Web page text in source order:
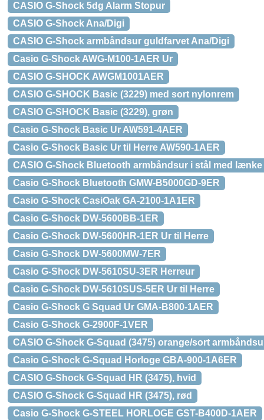
CASIO G-Shock 5dg Alarm Stopur
CASIO G-Shock Ana/Digi
CASIO G-Shock armbåndsur guldfarvet Ana/Digi
Casio G-Shock AWG-M100-1AER Ur
CASIO G-SHOCK AWGM1001AER
CASIO G-SHOCK Basic (3229) med sort nylonrem
CASIO G-SHOCK Basic (3229), grøn
Casio G-Shock Basic Ur AW591-4AER
Casio G-Shock Basic Ur til Herre AW590-1AER
CASIO G-Shock Bluetooth armbåndsur i stål med lænke
Casio G-Shock Bluetooth GMW-B5000GD-9ER
Casio G-Shock CasiOak GA-2100-1A1ER
Casio G-Shock DW-5600BB-1ER
Casio G-Shock DW-5600HR-1ER Ur til Herre
Casio G-Shock DW-5600MW-7ER
Casio G-Shock DW-5610SU-3ER Herreur
Casio G-Shock DW-5610SUS-5ER Ur til Herre
Casio G-Shock G Squad Ur GMA-B800-1AER
Casio G-Shock G-2900F-1VER
CASIO G-Shock G-Squad (3475) orange/sort
Casio G-Shock G-Squad Horloge GBA-900-1A6ER
CASIO G-Shock G-Squad HR (3475), hvid
CASIO G-Shock G-Squad HR (3475), rød
Casio G-Shock G-STEEL HORLOGE GST-B400D-1AER